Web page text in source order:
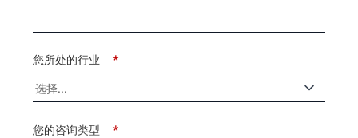
*
您所处的行业
*
您的咨询类型